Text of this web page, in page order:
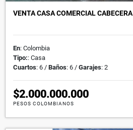
VENTA CASA COMERCIAL CABECERA
En: Colombia
Tipo:: Casa
Cuartos: 6 / Baños: 6 / Garajes: 2
$2.000.000.000
PESOS COLOMBIANOS